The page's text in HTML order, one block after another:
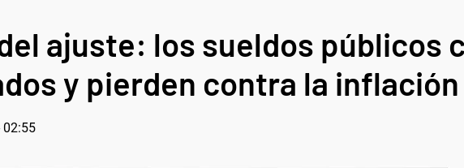
ajuste: los sueldos públicos
y pierden contra la inflación
02:55